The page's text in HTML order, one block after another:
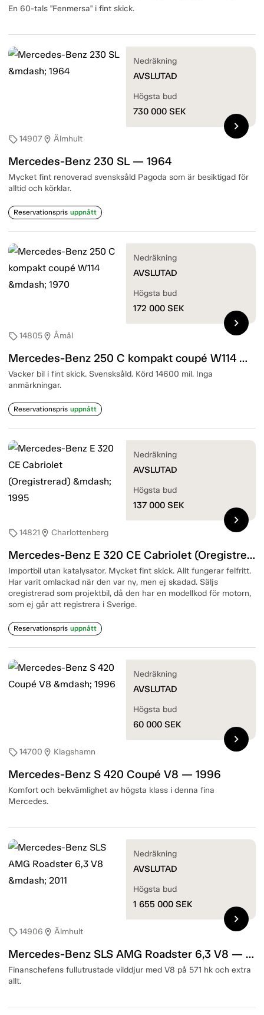
En 60-tals "Fenmersa" i fint skick.
sell14907location_on Älmhult
Mercedes-Benz 230 SL — 1964
Mycket fint renoverad svensksåld Pagoda som är besiktigad för
alltid och körklar.
Reservationspris uppnått
Nedräkning
AVSLUTAD
Högsta bud
730 000 SEK
chevron_right
sell14805location_on Åmål
Mercedes-Benz 250 C kompakt coupé W114 — 1970
Vacker bil i fint skick. Svensksåld. Körd 14600 mil. Inga
anmärkningar.
Reservationspris uppnått
Nedräkning
AVSLUTAD
Högsta bud
172 000 SEK
chevron_right
sell14821 location_on Charlottenberg
Mercedes-Benz E 320 CE Cabriolet (Oregistrerad) — 1995
Importbil utan katalysator. Mycket fint skick. Allt fungerar felfritt.
Har varit omlackad när den var ny, men ej skadad. Säljs
oregistrerad som projektbil, då den har en modellkod för motorn,
som ej går att registrera i Sverige.
Reservationspris uppnått
Nedräkning
AVSLUTAD
Högsta bud
137 000 SEK
chevron_right
sell14700 location_on Klagshamn
Mercedes-Benz S 420 Coupé V8 — 1996
Komfort och bekvämlighet av högsta klass i denna fina
Mercedes.
Nedräkning
AVSLUTAD
Högsta bud
60 000 SEK
chevron_right
sell14906 location_on Älmhult
Mercedes-Benz SLS AMG Roadster 6,3 V8 — 2011
Finanschefens fullutrustade vilddjur med V8 på 571 hk och extra
allt.
Nedräkning
AVSLUTAD
Högsta bud
1 655 000 SEK
chevron_right